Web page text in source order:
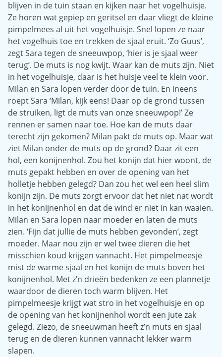
blijven in de tuin staan en kijken naar het vogelhuisje.
Ze horen wat gepiep en geritsel en daar vliegt de kleine
pimpelmees al uit het vogelhuisje. Snel lopen ze naar
het vogelhuis toe en trekken de sjaal eruit. ‘Zo Guus’,
zegt Sara tegen de sneeuwpop, ‘hier is je sjaal weer
terug’. De muts is nog kwijt. Waar kan de muts zijn. Niet
in het vogelhuisje, daar is het huisje veel te klein voor.
Milan en Sara lopen verder door de tuin. En ineens
roept Sara ‘Milan, kijk eens! Daar op de grond tussen
de struiken, ligt de muts van onze sneeuwpop!’ Ze
rennen er samen naar toe. Hoe kan de muts daar
terecht zijn gekomen? Milan pakt de muts op. Maar wat
ziet Milan onder de muts op de grond? Daar zit een
hol, een konijnenhol. Zou het konijn dat hier woont, de
muts gepakt hebben en over de opening van het
holletje hebben gelegd? Dan zou het wel een heel slim
konijn zijn. De muts zorgt ervoor dat het niet nat wordt
in het konijnenhol en dat de wind er niet in kan waaien.
Milan en Sara lopen naar moeder en laten de muts
zien. ‘Fijn dat jullie de muts hebben gevonden’, zegt
moeder. Maar nou zijn er wel twee dieren die het
misschien koud krijgen vannacht. Het pimpelmeesje
mist de warme sjaal en het konijn de muts boven het
konijnenhol. Met z’n drieën bedenken ze een plannetje
waardoor de dieren toch warm blijven. Het
pimpelmeesje krijgt wat stro in het vogelhuisje en op
de opening van het konijnenhol wordt een jute zak
gelegd. Ziezo, de sneeuwman heeft z’n muts en sjaal
terug en de dieren kunnen vannacht lekker warm
slapen.